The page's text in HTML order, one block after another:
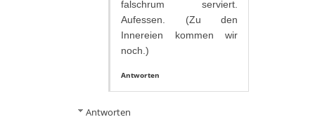
falschrum serviert.
Aufessen. (Zu den
Innereien kommen wir
noch.)
Antworten
Antworten